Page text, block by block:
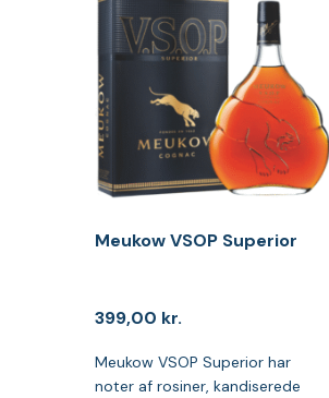
Meukow VSOP Superior
399,00 kr.
Meukow VSOP Superior har
noter af rosiner, kandiserede